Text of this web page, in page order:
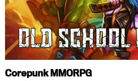
Corepunk MMORPG